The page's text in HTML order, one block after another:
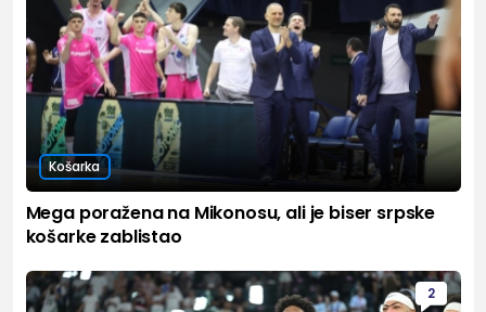
Košarka
Mega poražena na Mikonosu, ali je biser srpske
košarke zablistao
2